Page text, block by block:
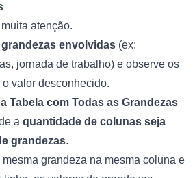
atenção.
envolvidas (ex:
jornada de trabalho) e observe os
valor desconhecido.
Tabela com Todas as Grandezas
a quantidade de colunas seja
grandezas.
grandeza na mesma coluna e